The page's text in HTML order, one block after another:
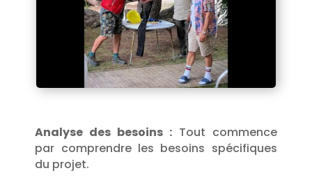
Analyse des besoins :Tout commence
par comprendre les besoins spécifiques
du projet.